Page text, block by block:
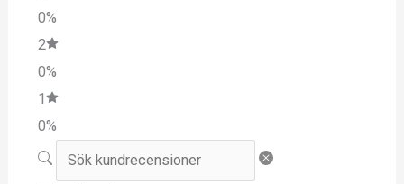
0%
2
0%
1
0%